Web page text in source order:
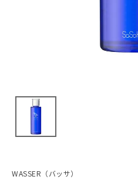
WASSER（バッサ）